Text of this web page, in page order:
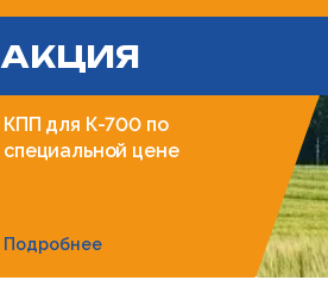
АКЦИЯ
КПП для К-700 по
специальной цене
Подробнее